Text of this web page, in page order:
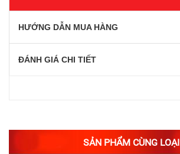
HƯỚNG DẪN MUA HÀNG
ĐÁNH GIÁ CHI TIẾT
SẢN PHẨM CÙNG LOẠI